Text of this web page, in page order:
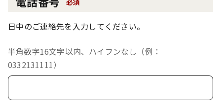
必須
日中のご連絡先を入力してください。
半角数字16文字以内、ハイフンなし（例：
0332131111）